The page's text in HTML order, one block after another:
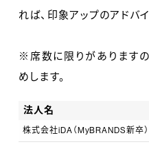
れば、印象アップのアド
※席数に限りがあります
めします。
法人名
株式会社iDA（MyBRANDS新卒）